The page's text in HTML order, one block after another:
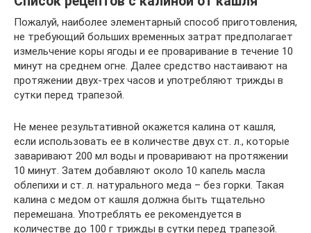
Пожалуй, наиболее элементарный способ приготовления,
не требующий больших временных затрат предполагает
измельчение коры ягоды и ее проваривание в течение 10
минут на среднем огне. Далее средство настаивают на
протяжении двух-трех часов и употребляют трижды в
сутки перед трапезой.
Не менее результативной окажется калина от кашля,
если использовать ее в количестве двух ст. л., которые
заваривают 200 мл воды и проваривают на протяжении
10 минут. Затем добавляют около 10 капель масла
облепихи и ст. л. натурального меда – без горки. Такая
калина с медом от кашля должна быть тщательно
перемешана. Употреблять ее рекомендуется в
количестве до 100 г трижды в сутки перед трапезой.